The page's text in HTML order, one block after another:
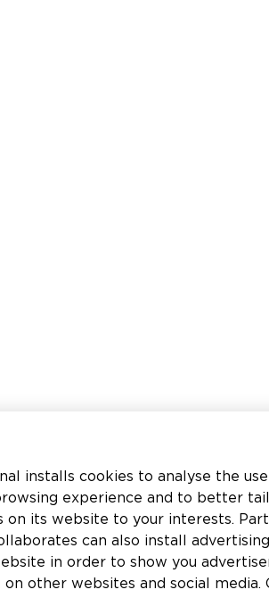
installs cookies to analyse the
experience and to better
on its website to your interests.
can also install
in order to show you
other websites and social media.